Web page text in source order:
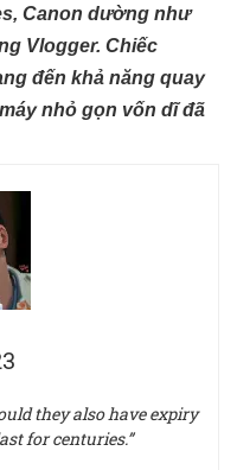
Canon dường như
Vlogger. Chiếc
đến khả năng quay
nhỏ gọn vốn dĩ đã
they also have expiry
for centuries.”